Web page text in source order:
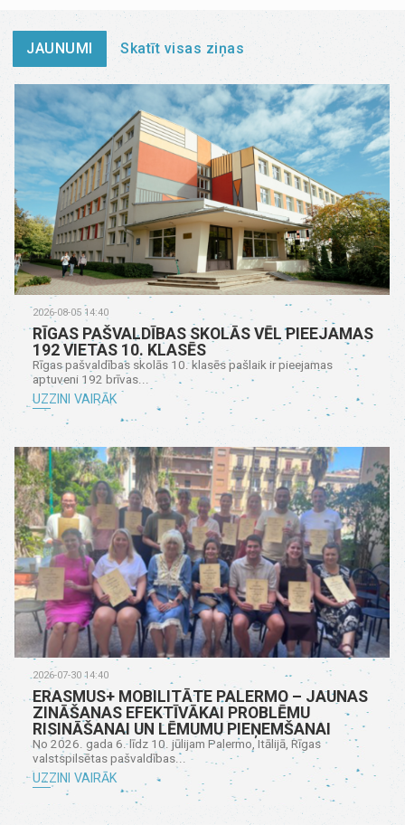
JAUNUMI Skatīt visas ziņas
2026-08-05 14:40
RĪGAS PAŠVALDĪBAS SKOLĀS VĒL PIEEJAMAS
192 VIETAS 10. KLASĒS
Rīgas pašvaldības skolās 10. klasēs pašlaik ir pieejamas
aptuveni 192 brīvas...
UZZINI VAIRĀK
2026-07-30 14:40
ERASMUS+ MOBILITĀTE PALERMO – JAUNAS
ZINĀŠANAS EFEKTĪVĀKAI PROBLĒMU
RISINĀŠANAI UN LĒMUMU PIEŅEMŠANAI
No 2026. gada 6. līdz 10. jūlijam Palermo, Itālijā, Rīgas
valstspilsētas pašvaldības...
UZZINI VAIRĀK